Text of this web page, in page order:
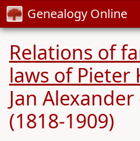
Genealogy Online
Relations of
laws of Pieter
Jan
(1818-1909)